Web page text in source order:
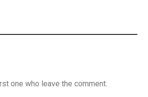
one who leave the comment.